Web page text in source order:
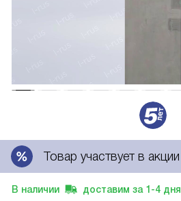
Товар участвует в акции
В наличии доставим за 1-4 дня